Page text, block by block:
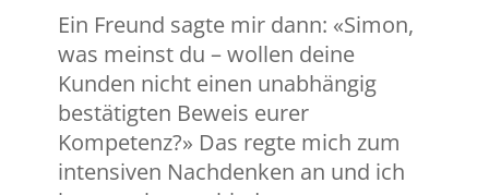
Ein Freund sagte mir dann: «Simon,
was meinst du – wollen deine
Kunden nicht einen unabhängig
bestätigten Beweis eurer
Kompetenz?» Das regte mich zum
intensiven Nachdenken an und ich